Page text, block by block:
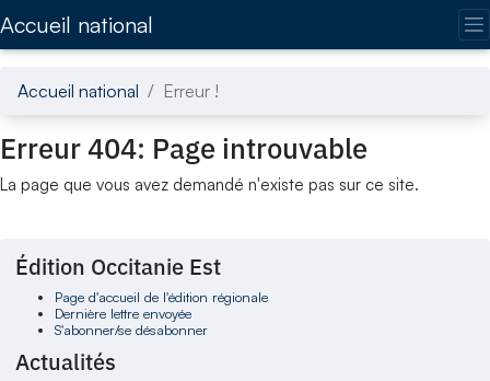
Accueil national
Accueil national Erreur !
Erreur 404: Page introuvable
La page que vous avez demandé n'existe pas sur ce site.
Édition Occitanie Est
Page d'accueil de l'édition régionale
Dernière lettre envoyée
S'abonner/se désabonner
Actualités